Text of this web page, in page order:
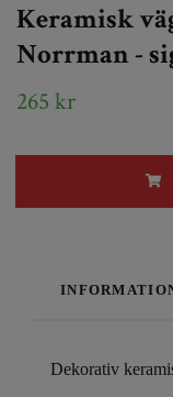
Keramisk
Norrman -
265 kr
Dekorativ